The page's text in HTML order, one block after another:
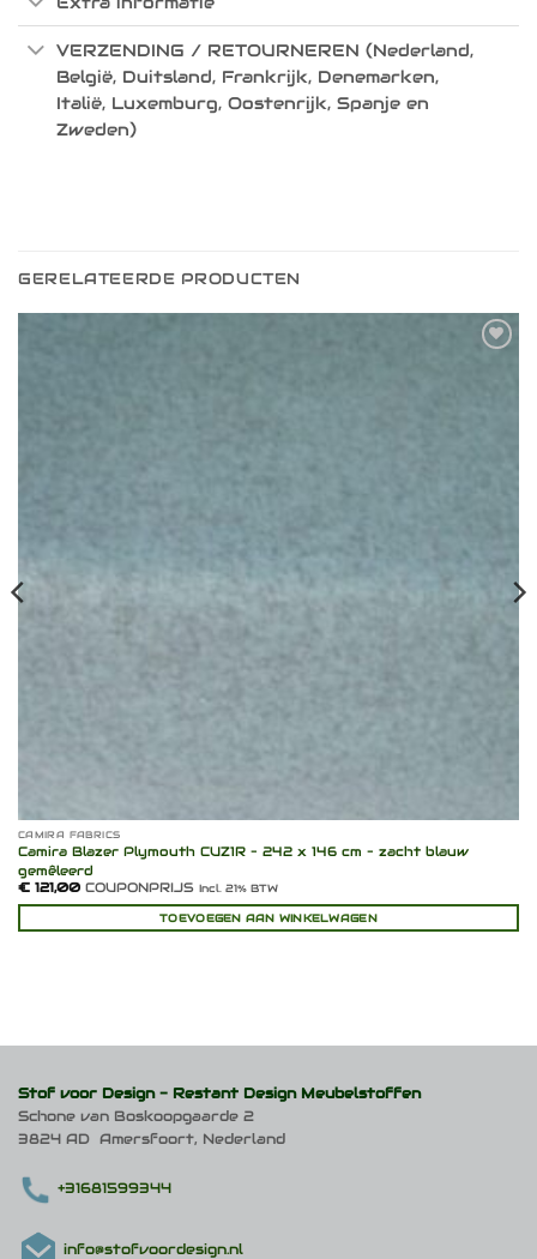
VERZENDING / RETOURNEREN (Nederland,
België, Duitsland, Frankrijk, Denemarken,
Italië, Luxemburg, Oostenrijk, Spanje en
Zweden)
GERELATEERDE PRODUCTEN
CAMIRA FABRICS
Camira Blazer Plymouth CUZ1R – 242 x 146 cm – zacht blauw
gemêleerd
€121,00COUPONPRIJS Incl. 21% BTW
TOEVOEGEN AAN WINKELWAGEN
Stof voor Design - Restant Design Meubelstoffen
Schone van Boskoopgaarde 2
3824 AD Amersfoort, Nederland
+31681599344
info@stofvoordesign.nl